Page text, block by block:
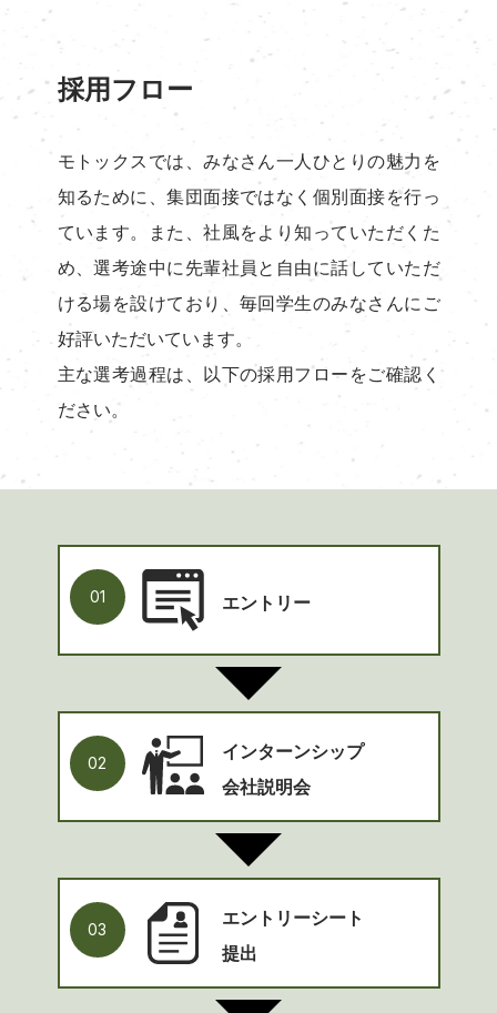
採用フロー
モトックスでは、みなさん一人ひとりの魅力を
知るために、集団面接ではなく個別面接を行っ
ています。また、社風をより知っていただくた
め、選考途中に先輩社員と自由に話していただ
ける場を設けており、毎回学生のみなさんにご
好評いただいています。
主な選考過程は、以下の採用フローをご確認く
ださい。
01 エントリー
02
インターンシップ
会社説明会
03
エントリーシート
提出